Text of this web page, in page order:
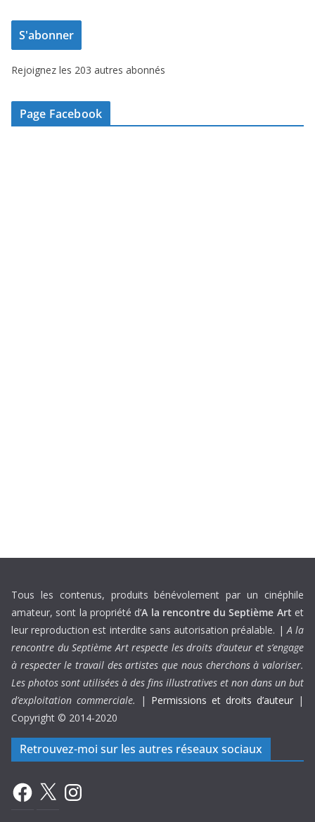
e
s
e
-
m
S'abonner
Rejoignez les 203 autres abonnés
Page Facebook
Tous les contenus, produits bénévolement par un cinéphile
amateur, sont la propriété d’A la rencontre du Septième Art et
leur reproduction est interdite sans autorisation préalable. |A la
rencontre du Septième Art respecte les droits d’auteur et s’engage
à respecter le travail des artistes que nous cherchons à valoriser.
Les photos sont utilisées à des fins illustratives et non dans un but
d’exploitation commerciale.
| Permissions et droits d’auteur |
Copyright © 2014-2020
Retrouvez-moi sur les autres réseaux sociaux
Facebook
X Instagram